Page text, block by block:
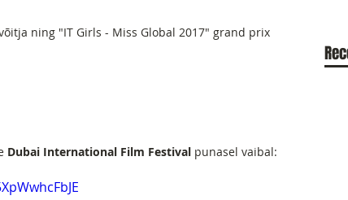
ning "IT Girls - Miss Global 2017" grand prix
Dubai International Film Festival punasel vaibal: